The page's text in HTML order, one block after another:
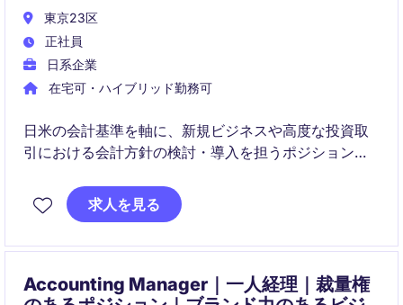
東京23区
正社員
日系企業
在宅可・ハイブリッド勤務可
日米の会計基準を軸に、新規ビジネスや高度な投資取
引における会計方針の検討・導入を担うポジションで
経営層や海外関係者と連携し、会計・財務報告の高度
求人を見る
Accounting Manager｜一人経理｜裁量権